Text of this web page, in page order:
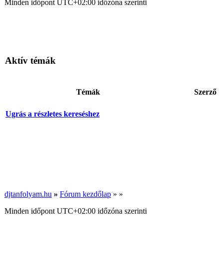
Minden időpont UTC+02:00 időzóna szerinti
Aktív témák
Témák Szerző
Ugrás a részletes kereséshez
djtanfolyam.hu » Fórum kezdőlap » »
Minden időpont UTC+02:00 időzóna szerinti